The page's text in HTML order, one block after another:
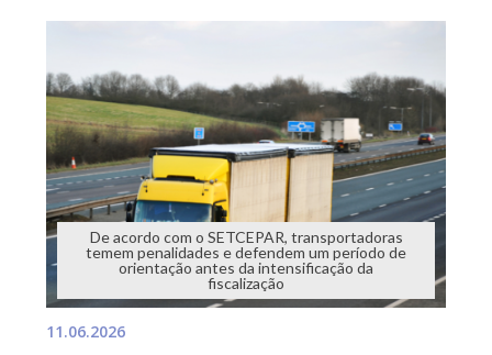
De acordo com o SETCEPAR, transportadoras
temem penalidades e defendem um período de
orientação antes da intensificação da
fiscalização
11.06.2026